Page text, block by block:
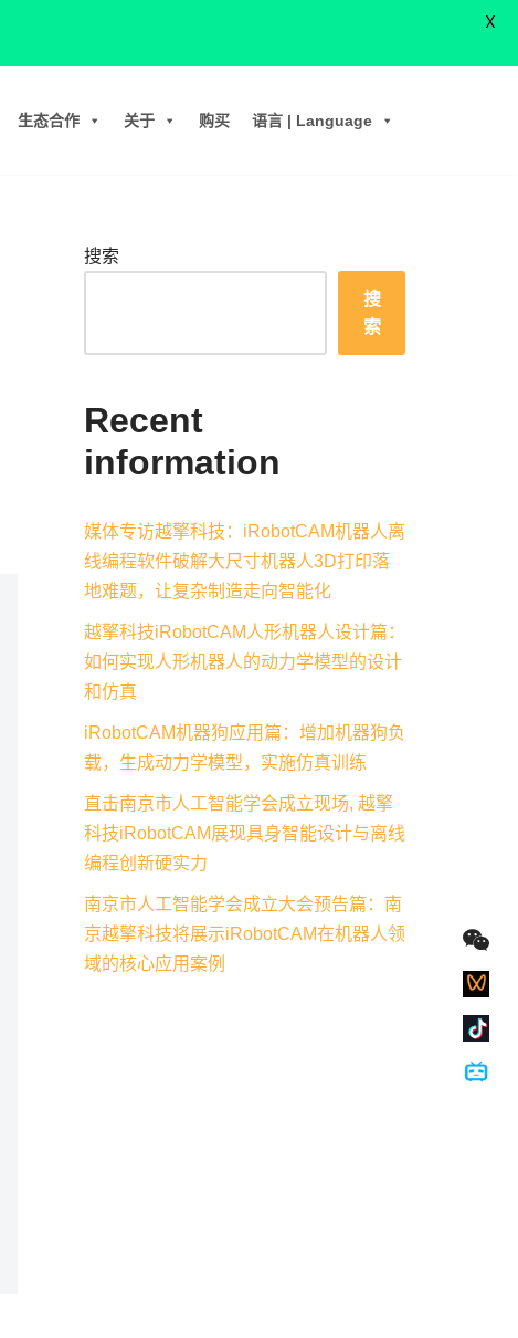
生态合作 关于 购买 语言 | Language
搜索
搜
索
Recent
information
媒体专访越擎科技：iRobotCAM机器人离
线编程软件破解大尺寸机器人3D打印落
地难题，让复杂制造走向智能化
越擎科技iRobotCAM人形机器人设计篇：
如何实现人形机器人的动力学模型的设计
和仿真
iRobotCAM机器狗应用篇：增加机器狗负
载，生成动力学模型，实施仿真训练
直击南京市人工智能学会成立现场, 越擎
科技iRobotCAM展现具身智能设计与离线
编程创新硬实力
南京市人工智能学会成立大会预告篇：南
京越擎科技将展示iRobotCAM在机器人领
域的核心应用案例
X